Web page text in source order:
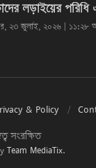
লড়াইয়ের
২৩ জুলাই, ২০২৬ | ১১:২৮
& Policy
সংরক্ষিত
Team MediaTix.